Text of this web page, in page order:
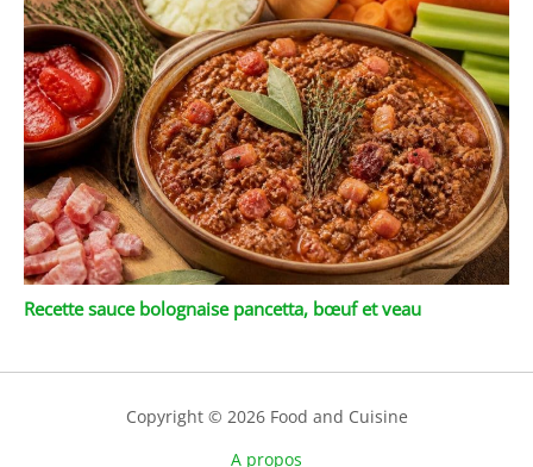
Recette sauce bolognaise pancetta, bœuf et veau
Copyright © 2026 Food and Cuisine
A propos